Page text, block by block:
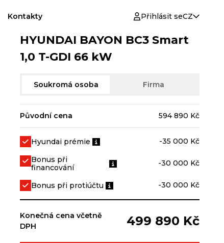
Kontakty Přihlásit seCZ
HYUNDAI BAYON BC3 Smart
1,0 T-GDI 66 kW
Soukromá osoba Firma
Původní cena 594 890 Kč
Hyundai prémie
-35 000 Kč
Bonus při
financování
-30 000 Kč
Bonus při protiúčtu -30 000 Kč
Konečná cena včetně
DPH
499 890 Kč